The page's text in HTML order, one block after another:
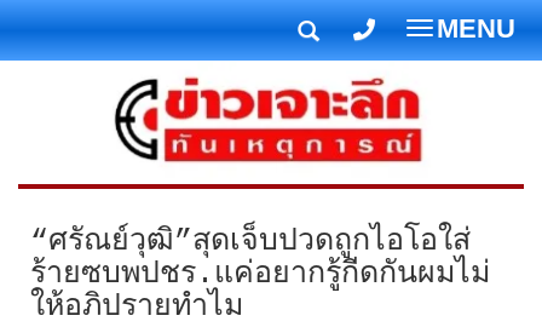
T
o
g
g
l
e
n
a
v
MENU
“ศรัณย์วุฒิ”สุดเจ็บปวดถูกไอโอใส่
ร้ายซบพปชร.แค่อยากรู้กีดกันผมไม่
ให้อภิปรายทำไม